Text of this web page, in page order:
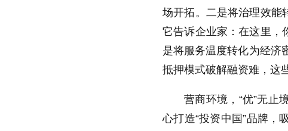
场开拓。二是将治理效能
它告诉企业家：在这里，
是将服务温度转化为经济
抵押模式破解融资难，这
营商环境，“优”无止
心打造“投资中国”品牌，